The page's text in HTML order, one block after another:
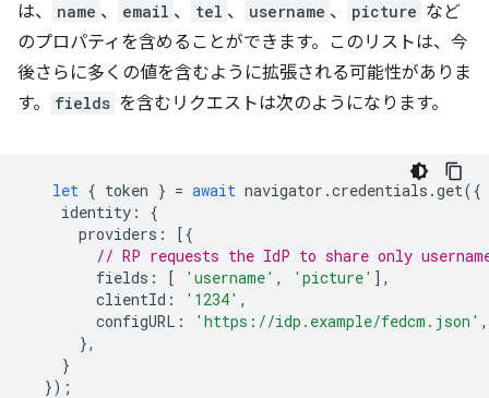
は、
name 、 email 、 tel 、 username 、 picture など
のプロパティを含めることができます。このリストは、今
後さらに多くの値を含むように拡張される可能性がありま
す。
fields を含むリクエストは次のようになります。
let { token } = await navigator .credentials .get({
identity :
{
providers :
[{
// RP requests the IdP to share only
fields : [ 'username' , 'picture' ],
clientId : '1234' ,
configURL : 'https://idp.example/fedcm.json' ,
},
}
});